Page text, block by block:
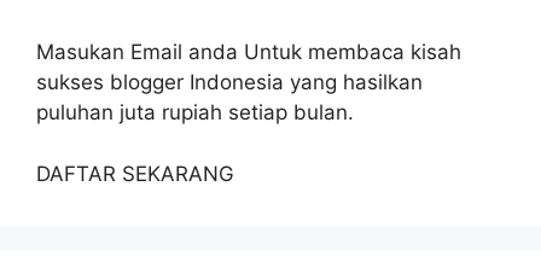
Masukan Email anda Untuk membaca kisah
sukses blogger Indonesia yang hasilkan
puluhan juta rupiah setiap bulan.
DAFTAR SEKARANG